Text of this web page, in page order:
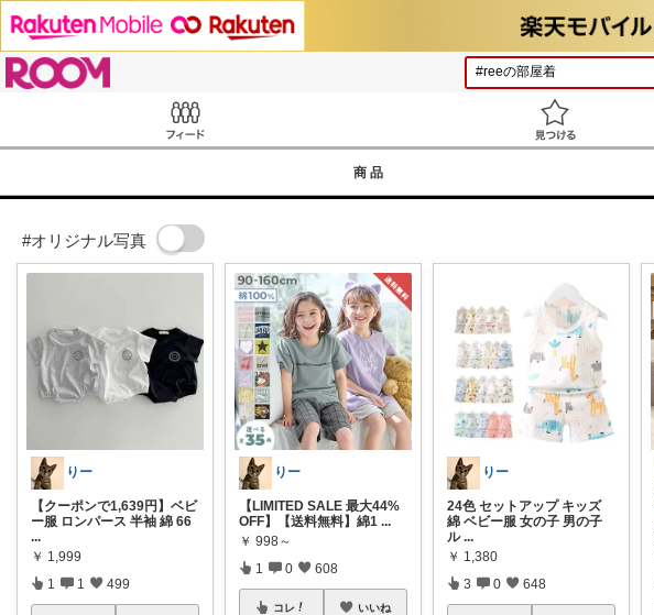
商品
#オリジナル写真
りー
【クーポンで1,639円】ベビ
ー服 ロンパース 半袖 綿 66
...
￥ 1,999
1 1 499
りー
【LIMITED SALE 最大44%
OFF】【送料無料】綿1 ...
￥ 998～
1 0 608
コレ いいね
りー
24色 セットアップ キッズ
綿 ベビー服 女の子 男の子
ル ...
￥ 1,380
3 0 648